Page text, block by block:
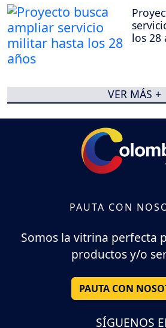
los 28
VER MÁS +
PAUTA CON
Somos la vitrina perfecta
productos y/o
PAUTA CON
SÍGUENOS